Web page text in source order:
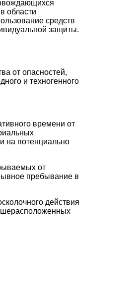
области
средств
защиты.
от опасностей,
и техногенного
времени от
на потенциально
от
пребывание в
действия